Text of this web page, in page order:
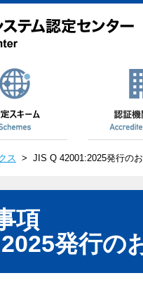
ス > JIS Q 42001:2025発行の
項
発行の